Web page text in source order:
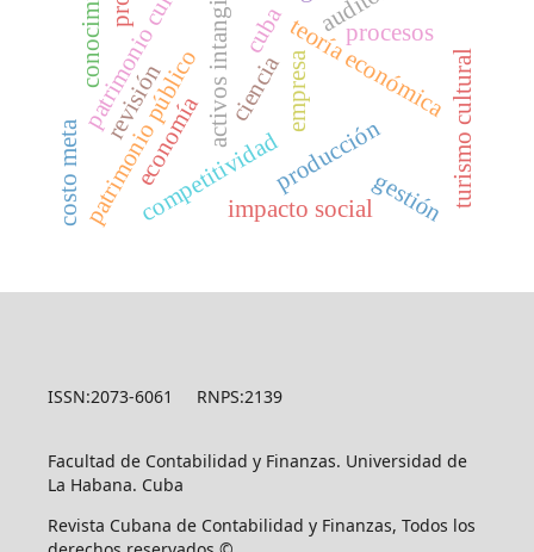
economía producción
teoría económica
empresa
procesos
activos intangibles
competitividad
patrimonio cultural
patrimonio público turismo cultural
ciencia
impacto social
costo meta gestión
revisión
cuba
ISSN:2073-6061 RNPS:2139
Facultad de Contabilidad y Finanzas. Universidad de
La Habana. Cuba
Revista Cubana de Contabilidad y Finanzas, Todos los